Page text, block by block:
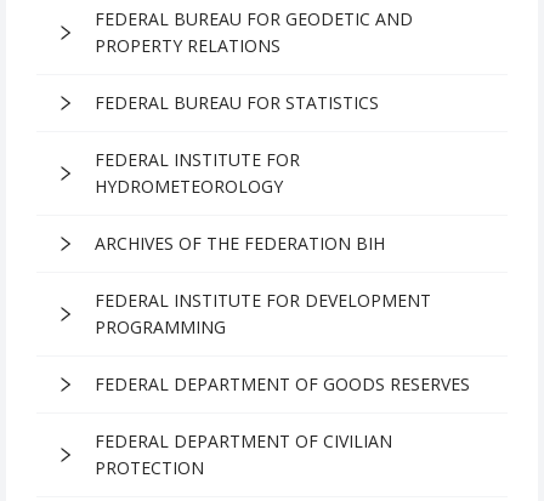
FEDERAL BUREAU FOR GEODETIC AND
PROPERTY RELATIONS
FEDERAL BUREAU FOR STATISTICS
FEDERAL INSTITUTE FOR
HYDROMETEOROLOGY
ARCHIVES OF THE FEDERATION BIH
FEDERAL INSTITUTE FOR DEVELOPMENT
PROGRAMMING
FEDERAL DEPARTMENT OF GOODS RESERVES
FEDERAL DEPARTMENT OF CIVILIAN
PROTECTION